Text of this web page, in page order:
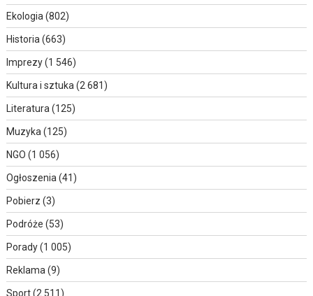
Ekologia(802)
Historia(663)
Imprezy(1 546)
Kultura i sztuka(2 681)
Literatura(125)
Muzyka(125)
NGO (1 056)
Ogłoszenia(41)
Pobierz (3)
Podróże (53)
Porady(1 005)
Reklama(9)
Sport(2 511)